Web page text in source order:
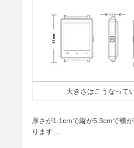
大きさはこうなって
厚さが1.1cmで縦が5.3cmで横
ります…